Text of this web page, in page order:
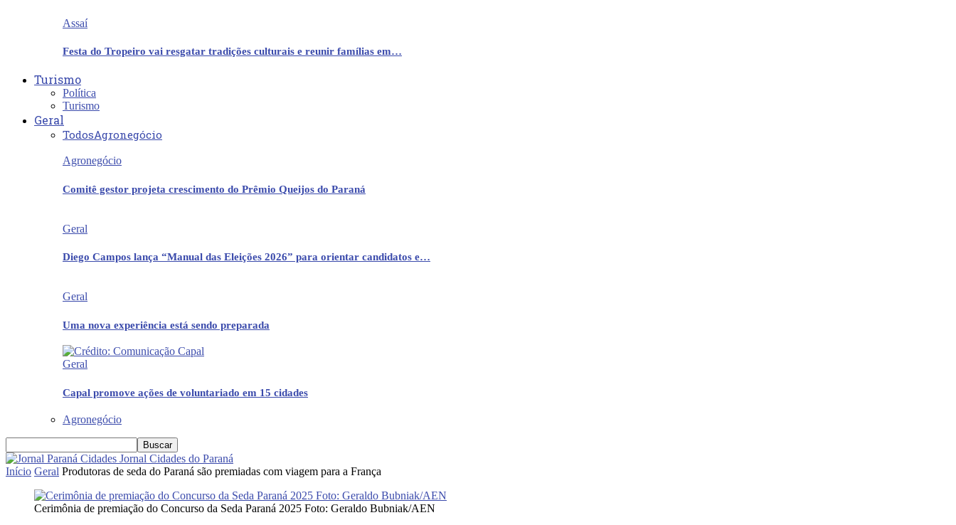
Assaí
Festa do Tropeiro vai resgatar tradições culturais e reunir famílias em…
Turismo
Política
Turismo
Geral
TodosAgronegócio
Agronegócio
Comitê gestor projeta crescimento do Prêmio Queijos do Paraná
Geral
Diego Campos lança “Manual das Eleições 2026” para orientar candidatos e…
Geral
Uma nova experiência está sendo preparada
Geral
Capal promove ações de voluntariado em 15 cidades
Agronegócio
Jornal Cidades do Paraná
Início Geral Produtoras de seda do Paraná são premiadas com viagem para a França
Cerimônia de premiação do Concurso da Seda Paraná 2025 Foto: Geraldo Bubniak/AEN